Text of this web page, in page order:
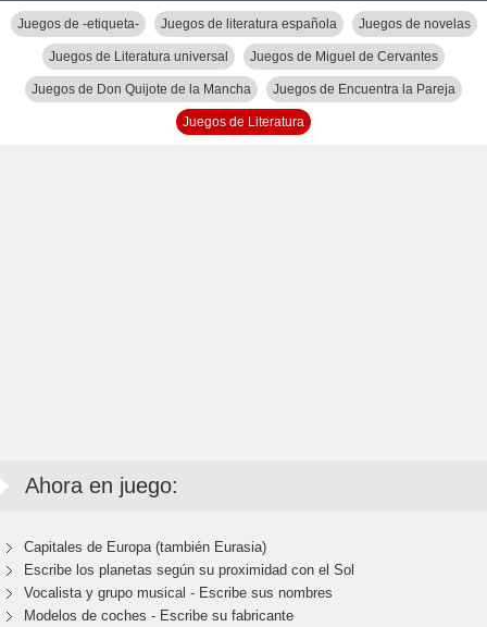
Juegos de -etiqueta- Juegos de literatura española Juegos de novelas
Juegos de Literatura universal Juegos de Miguel de Cervantes
Juegos de Don Quijote de la Mancha Juegos de Encuentra la Pareja
Juegos de Literatura
Ahora en juego:
Capitales de Europa (también Eurasia)
Escribe los planetas según su proximidad con el Sol
Vocalista y grupo musical - Escribe sus nombres
Modelos de coches - Escribe su fabricante